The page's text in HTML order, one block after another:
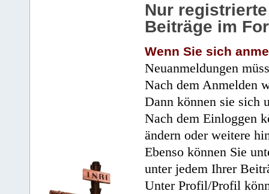
Nur
Beiträge im
Wenn Sie sich
Neuanmeldungen
Nach dem Anmelden
Dann können sie sich
Nach dem Einloggen
ändern oder weitere
Ebenso können Sie
unter jedem Ihrer
Unter Profil/Profil